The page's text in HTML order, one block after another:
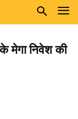
मेगा निवेश की